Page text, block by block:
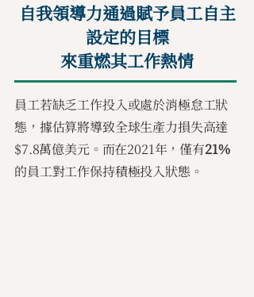
自我領導力通過賦予員工自主
設定的目標
來重燃其工作熱情
員工若缺乏工作投入或處於消極怠工狀
態，據估算將導致全球生產力損失高達
$7.8萬億美元。而在2021年，僅有21%
的員工對工作保持積極投入狀態。